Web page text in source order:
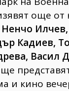
още
Ненчо
Кадиев,
Васил
и кино